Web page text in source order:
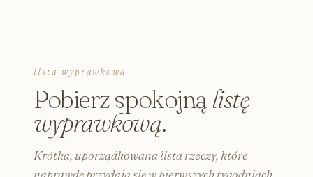
lista wyprawkowa
Pobierz spokojnąlistę
wyprawkową.
Krótka, uporządkowana lista rzeczy, które